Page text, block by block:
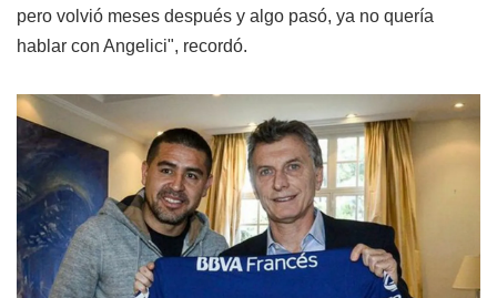
pero volvió meses después y algo pasó, ya no quería
hablar con Angelici", recordó.